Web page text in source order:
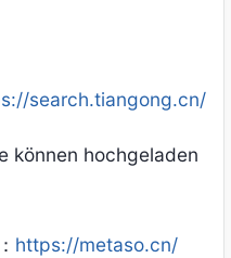
search.tiangong.cn/
können hochgeladen
https://metaso.cn/